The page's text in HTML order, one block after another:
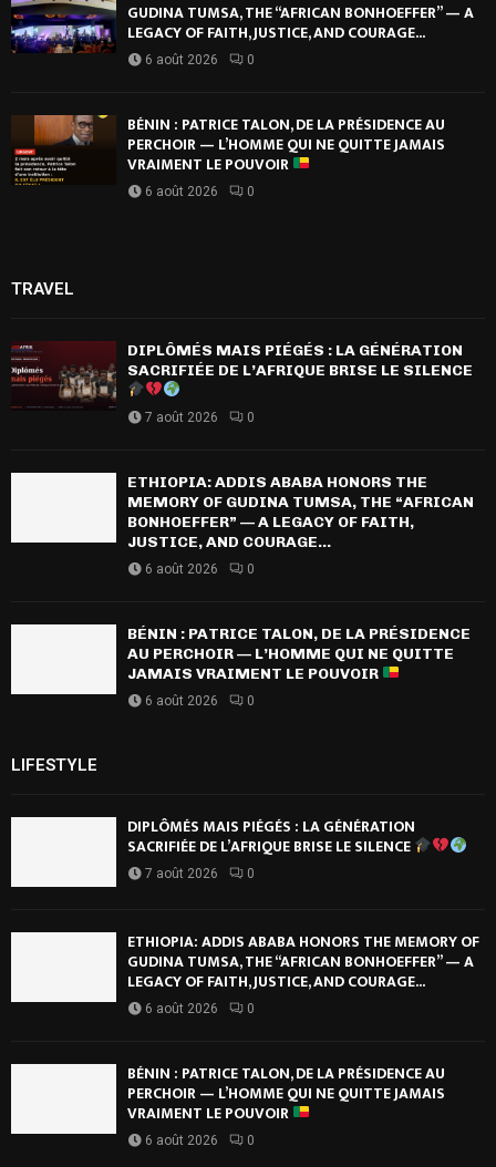
GUDINA TUMSA, THE “AFRICAN BONHOEFFER” — A
LEGACY OF FAITH, JUSTICE, AND COURAGE...
6 août 2026 0
BÉNIN : PATRICE TALON, DE LA PRÉSIDENCE AU
PERCHOIR — L’HOMME QUI NE QUITTE JAMAIS
VRAIMENT LE POUVOIR
6 août 2026 0
TRAVEL
DIPLÔMÉS MAIS PIÉGÉS : LA GÉNÉRATION
SACRIFIÉE DE L’AFRIQUE BRISE LE SILENCE
7 août 2026 0
ETHIOPIA: ADDIS ABABA HONORS THE
MEMORY OF GUDINA TUMSA, THE “AFRICAN
BONHOEFFER” — A LEGACY OF FAITH,
JUSTICE, AND COURAGE...
6 août 2026 0
BÉNIN : PATRICE TALON, DE LA PRÉSIDENCE
AU PERCHOIR — L’HOMME QUI NE QUITTE
JAMAIS VRAIMENT LE POUVOIR
6 août 2026 0
LIFESTYLE
DIPLÔMÉS MAIS PIÉGÉS : LA GÉNÉRATION
SACRIFIÉE DE L’AFRIQUE BRISE LE SILENCE
7 août 2026 0
ETHIOPIA: ADDIS ABABA HONORS THE MEMORY OF
GUDINA TUMSA, THE “AFRICAN BONHOEFFER” — A
LEGACY OF FAITH, JUSTICE, AND COURAGE...
6 août 2026 0
BÉNIN : PATRICE TALON, DE LA PRÉSIDENCE AU
PERCHOIR — L’HOMME QUI NE QUITTE JAMAIS
VRAIMENT LE POUVOIR
6 août 2026 0